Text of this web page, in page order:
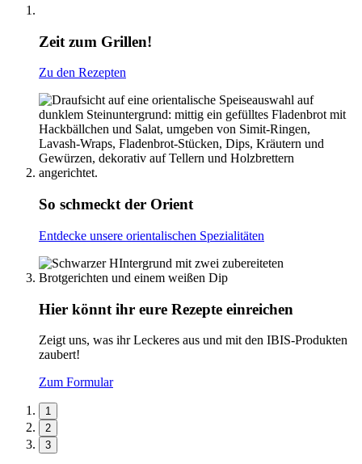
Zeit zum Grillen!
Zu den Rezepten
So schmeckt der Orient
Entdecke unsere orientalischen Spezialitäten
Hier könnt ihr eure Rezepte einreichen
Zeigt uns, was ihr Leckeres aus und mit den IBIS-Produkten
zaubert!
Zum Formular
1
2
3